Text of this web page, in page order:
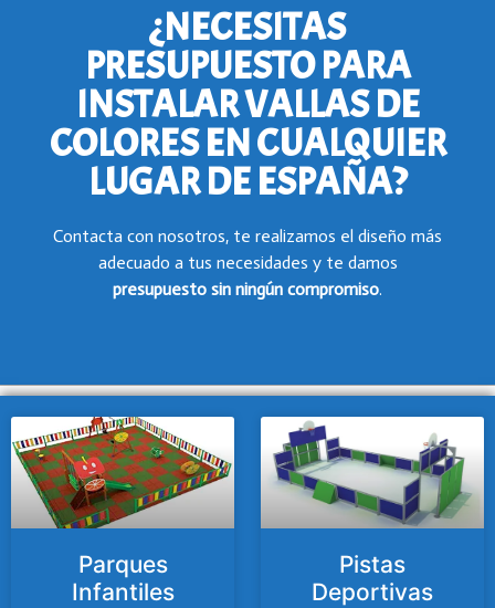
¿NECESITAS
PRESUPUESTO PARA
INSTALAR VALLAS DE
COLORES EN CUALQUIER
LUGAR DE ESPAÑA?
Contacta con nosotros, te realizamos el diseño más
adecuado a tus necesidades y te damos
presupuesto sin ningún compromiso.
Parques
Infantiles
Pistas
Deportivas